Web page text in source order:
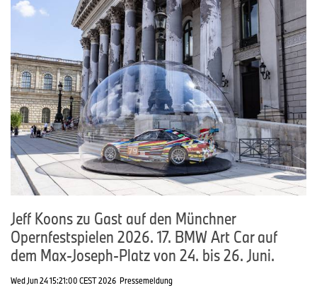
Jeff Koons zu Gast auf den Münchner
Opernfestspielen 2026. 17. BMW Art Car auf
dem Max-Joseph-Platz von 24. bis 26. Juni.
Wed Jun 24 15:21:00 CEST 2026 Pressemeldung